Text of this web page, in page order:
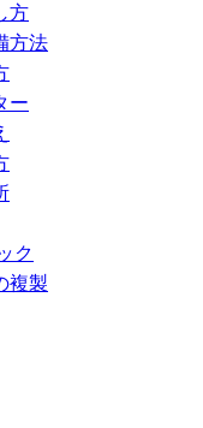
方
方法
ー
ク
複製